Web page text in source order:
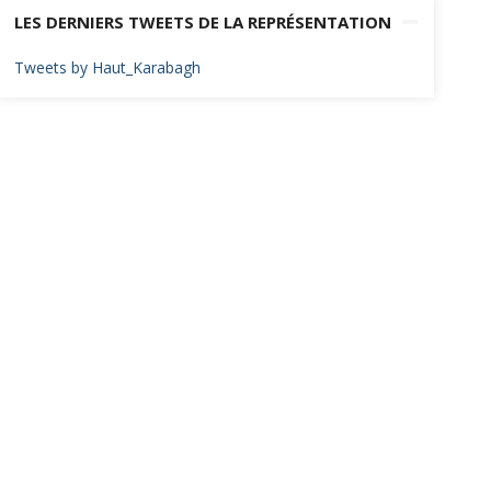
LES DERNIERS TWEETS DE LA REPRÉSENTATION
Tweets by Haut_Karabagh